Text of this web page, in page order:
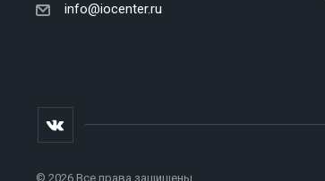
info@iocenter.ru
© 2026 Все права защищены.